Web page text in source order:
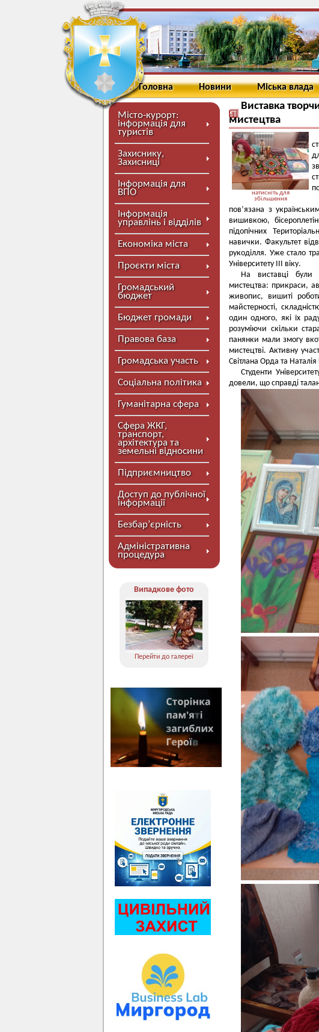
Головна Новини Міська влада
Місто-курорт:
інформація для
туристів
Захиснику,
Захисниці
Інформація для
ВПО
Інформація
управлінь і відділів
Економіка міста
Проєкти міста
Громадський
бюджет
Бюджет громади
Правова база
Громадська участь
Соціальна політика
Гуманітарна сфера
Сфера ЖКГ,
транспорт,
архітектура та
земельні відносини
Підприємництво
Доступ до публічної
інформації
Безбар’єрність
Адміністративна
процедура
Випадкове фото
Перейти до галереї
Виставка
мистецтва
натисніть для
збільшення
пов’язана з
вишивкою,
підопічних
навички. Факультет
рукоділля. Уже стало
Університету III віку.
На виставці були
мистецтва: прикраси,
живопис, вишиті
майстерності,
один одного, які їх
розуміючи скільки
панянки мали змогу
мистецтві. Активну
Світлана Орда та
Студенти
довели, що справді